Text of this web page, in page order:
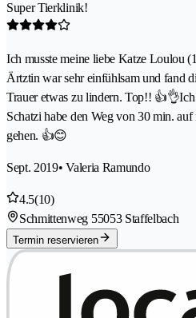
Super Tierklinik!
Ich musste meine liebe Katze Loulou
Ärtztin war sehr einfühlsam und fand
Trauer etwas zu lindern. Top!!
Schatzi habe den Weg von 30 min.
gehen. 👍😊
Sept. 2019• Valeria Ramundo
4.5(10)
Schmittenweg 55053 Staffelbach
Termin reservieren